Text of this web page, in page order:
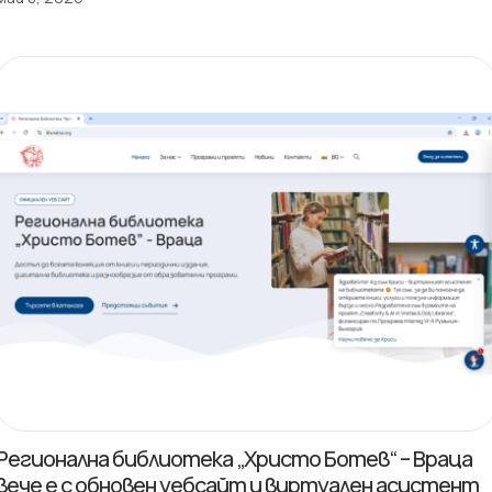
библиотека „Христо Ботев“ – Враца
е с обновен уебсайт и виртуален асистент